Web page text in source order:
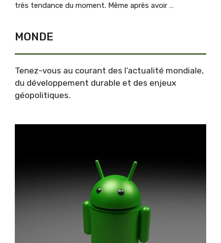
très tendance du moment. Même après avoir …
MONDE
Tenez-vous au courant des l’actualité mondiale,
du développement durable et des enjeux
géopolitiques.